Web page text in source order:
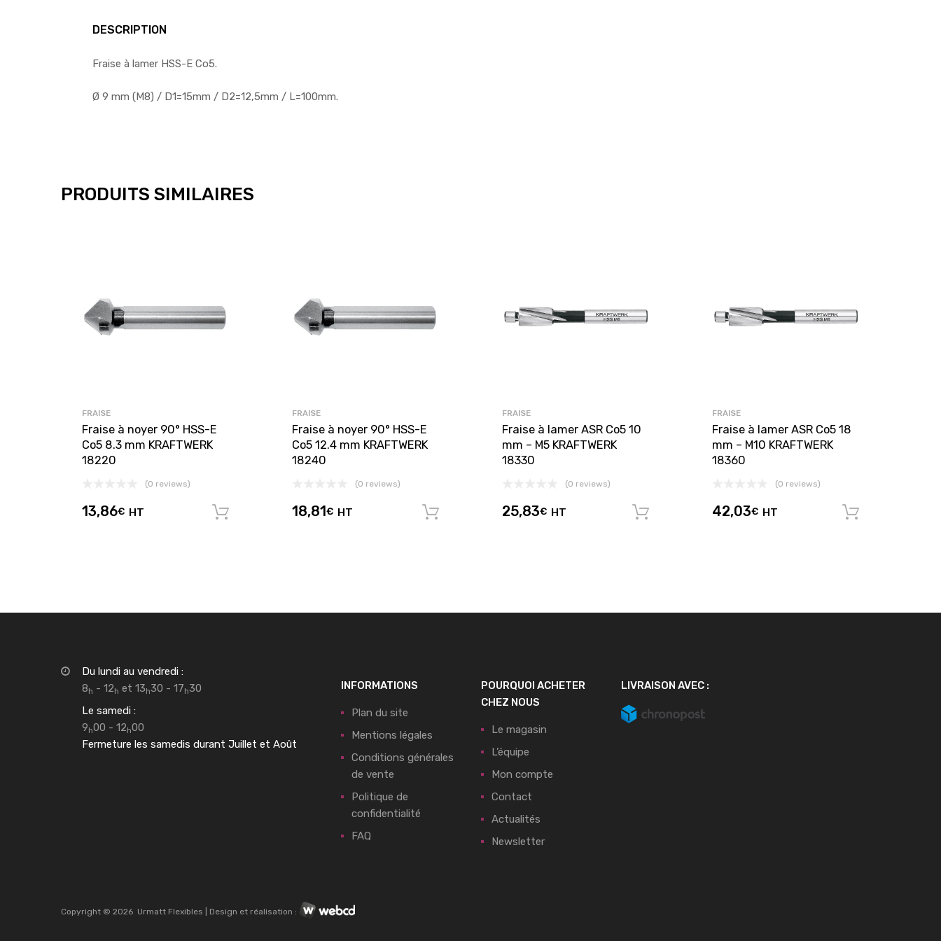
DESCRIPTION
Fraise à lamer HSS-E Co5.
Ø 9 mm (M8) / D1=15mm / D2=12,5mm / L=100mm.
PRODUITS SIMILAIRES
FRAISE
Fraise à noyer 90° HSS-E
Co5 8.3 mm KRAFTWERK
18220
(0 reviews)
13,86€ HT Ajouter au panier
FRAISE
Fraise à noyer 90° HSS-E
Co5 12.4 mm KRAFTWERK
18240
(0 reviews)
18,81 € HT Ajouter au panier
FRAISE
Fraise à lamer ASR Co5 10
mm – M5 KRAFTWERK
18330
(0 reviews)
25,83€ HT Ajouter au panier
FRAISE
Fraise à lamer ASR Co5 18
mm – M10 KRAFTWERK
18360
(0 reviews)
42,03€ HT
Du lundi au vendredi :
8h - 12h et 13h30 - 17h30
Le samedi :
9h00 - 12h00
Fermeture les samedis durant Juillet et Août
INFORMATIONS
Plan du site
Mentions légales
Conditions générales
de vente
Politique de
confidentialité
FAQ
POURQUOI ACHETER
CHEZ NOUS
Le magasin
L’équipe
Mon compte
Contact
Actualités
Newsletter
LIVRAISON AVEC :
Copyright © 2026 Urmatt Flexibles | Design et réalisation :